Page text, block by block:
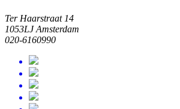
Ter Haarstraat 14
1053LJ Amsterdam
020-6160990